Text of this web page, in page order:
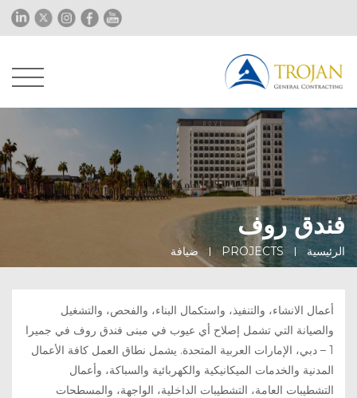
فندق روف
الرئيسية PROJECTS ضيافة
أعمال الانشاء، والتنفيذ، واستكمال البناء، والفحص، والتشغيل
والصيانة التي تشمل إصلاح أي عيوب في مبنى فندق روف في جميرا
1 – دبي، الإمارات العربية المتحدة. يشمل نطاق العمل كافة الأعمال
المدنية والخدمات الميكانيكية والكهربائية والسباكة، وأعمال
التشطيبات العامة، التشطيبات الداخلية، الواجهة، والمسطحات